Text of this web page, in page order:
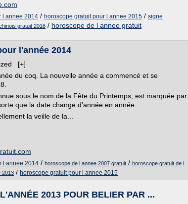
l annee 2014 / horoscope gratuit pour l annee 2015 / signe
gratuit 2016 / horoscope de l annee gratuit
l'année 2014
[+]
du coq. La nouvelle année a commencé et se
sous le nom de la Fête du Printemps, est marquée par
que la date change d'année en année.
la veille de la...
l annee 2014 / horoscope de l annee 2007 gratuit / horoscope gratuit de l
2013 / horoscope gratuit pour l annee 2015
2013 POUR BELIER PAR ...